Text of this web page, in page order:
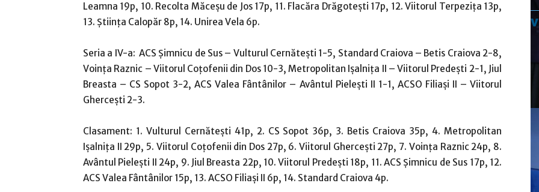
Leamna 19p, 10. Recolta Măceşu de Jos 17p, 11. Flacăra Drăgoteşti 17p, 12. Viitorul Terpeziţa 13p,
13. Ştiinţa Calopăr 8p, 14. Unirea Vela 6p.
Seria a IV-a: ACS Şimnicu de Sus – Vulturul Cernăteşti 1-5, Standard Craiova – Betis Craiova 2-8,
Voinţa Raznic – Viitorul Coţofenii din Dos 10-3, Metropolitan Işalniţa II – Viitorul Predeşti 2-1, Jiul
Breasta – CS Sopot 3-2, ACS Valea Fântânilor – Avântul Pieleşti II 1-1, ACSO Filiaşi II – Viitorul
Gherceşti 2-3.
Clasament: 1. Vulturul Cernăteşti 41p, 2. CS Sopot 36p, 3. Betis Craiova 35p, 4. Metropolitan
Işalniţa II 29p, 5. Viitorul Coţofenii din Dos 27p, 6. Viitorul Gherceşti 27p, 7. Voinţa Raznic 24p, 8.
Avântul Pieleşti II 24p, 9. Jiul Breasta 22p, 10. Viitorul Predeşti 18p, 11. ACS Şimnicu de Sus 17p, 12.
ACS Valea Fântânilor 15p, 13. ACSO Filiaşi II 6p, 14. Standard Craiova 4p.